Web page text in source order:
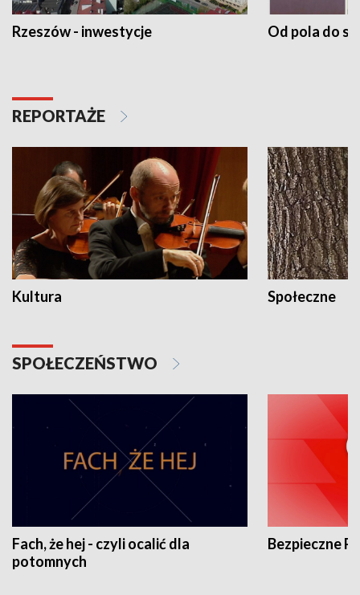
Rzeszów - inwestycje Od pola do
REPORTAŻE
Kultura Społeczne
SPOŁECZEŃSTWO
Fach, że hej - czyli ocalić dla
potomnych
Bezpieczne